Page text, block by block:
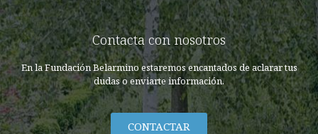
Contacta con nosotros
En la Fundación Belarmino estaremos encantados de aclarar tus
dudas o enviarte información.
CONTACTAR